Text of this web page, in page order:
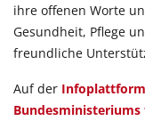
ihre offenen Worte
Gesundheit, Pflege
freundliche
Auf der
Bundesministeriums